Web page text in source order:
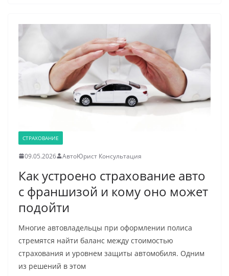
СТРАХОВАНИЕ
09.05.2026 АвтоЮрист Консультация
Как устроено страхование авто
с франшизой и кому оно может
подойти
Многие автовладельцы при оформлении полиса
стремятся найти баланс между стоимостью
страхования и уровнем защиты автомобиля. Одним
из решений в этом